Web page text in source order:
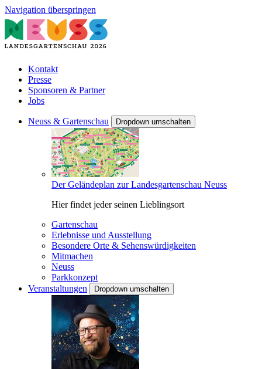
Navigation überspringen
Kontakt
Presse
Sponsoren & Partner
Jobs
Neuss & Gartenschau Dropdown umschalten
Der Geländeplan zur Landesgartenschau Neuss
Hier findet jeder seinen Lieblingsort
Gartenschau
Erlebnisse und Ausstellung
Besondere Orte & Sehenswürdigkeiten
Mitmachen
Neuss
Parkkonzept
Veranstaltungen
Dropdown umschalten